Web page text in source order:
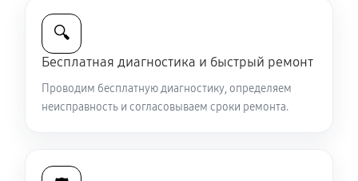
Arkon Digital Pro DP940L
Ремонт электронно-лучевой трубки
900 руб 60 минут
🔍
Бесплатная диагностика и быстрый ремонт
Проводим бесплатную диагностику, определяем
неисправность и согласовываем сроки ремонта.